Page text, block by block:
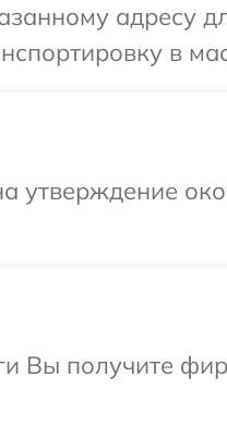
адресу
в
утверждение
Вы получите